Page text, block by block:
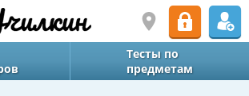
Тесты по
предметам